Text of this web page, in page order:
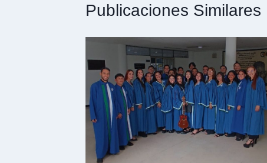
Publicaciones Similares